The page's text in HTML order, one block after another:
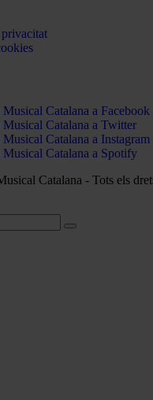
Catalana a Facebook
Musical Catalana a Twitter
Catalana a Instagram
Musical Catalana a Spotify
Catalana - Tots els
Cerca